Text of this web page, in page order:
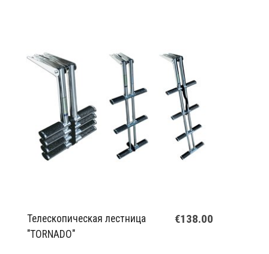
Телескопическая лестница
"TORNADO"
€138.00